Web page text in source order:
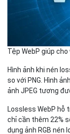
Tệp WebP giúp
Hình ảnh khi nén
so với PNG. Hình
ảnh JPEG tương
Lossless WebP hỗ
chỉ cần thêm 22%
dụng ảnh RGB nén